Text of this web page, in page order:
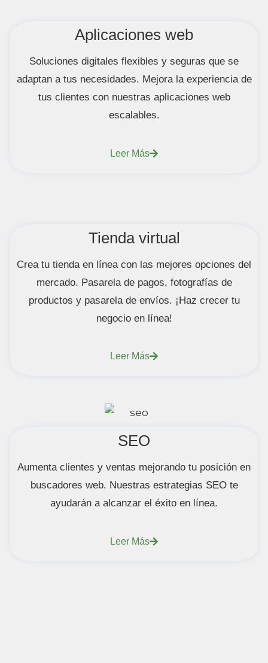
Aplicaciones web
Soluciones digitales flexibles y seguras que se
adaptan a tus necesidades. Mejora la experiencia de
tus clientes con nuestras aplicaciones web
escalables.
Leer Más
Tienda virtual
Crea tu tienda en línea con las mejores opciones del
mercado. Pasarela de pagos, fotografías de
productos y pasarela de envíos. ¡Haz crecer tu
negocio en línea!
Leer Más
SEO
Aumenta clientes y ventas mejorando tu posición en
buscadores web. Nuestras estrategias SEO te
ayudarán a alcanzar el éxito en línea.
Leer Más